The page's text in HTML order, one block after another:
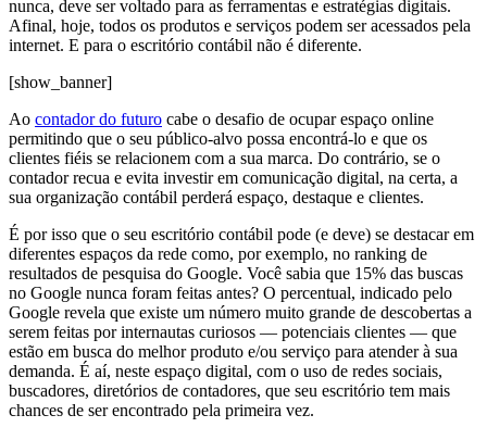
nunca, deve ser voltado para as ferramentas e estratégias digitais.
Afinal, hoje, todos os produtos e serviços podem ser acessados pela
internet. E para o escritório contábil não é diferente.
[show_banner]
Ao contador do futuro cabe o desafio de ocupar espaço online
permitindo que o seu público-alvo possa encontrá-lo e que os
clientes fiéis se relacionem com a sua marca. Do contrário, se o
contador recua e evita investir em comunicação digital, na certa, a
sua organização contábil perderá espaço, destaque e clientes.
É por isso que o seu escritório contábil pode (e deve) se destacar em
diferentes espaços da rede como, por exemplo, no ranking de
resultados de pesquisa do Google. Você sabia que 15% das buscas
no Google nunca foram feitas antes? O percentual, indicado pelo
Google revela que existe um número muito grande de descobertas a
serem feitas por internautas curiosos — potenciais clientes — que
estão em busca do melhor produto e/ou serviço para atender à sua
demanda. É aí, neste espaço digital, com o uso de redes sociais,
buscadores, diretórios de contadores, que seu escritório tem mais
chances de ser encontrado pela primeira vez.